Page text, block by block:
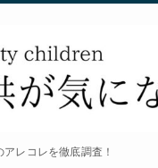
レコレを徹底調査！